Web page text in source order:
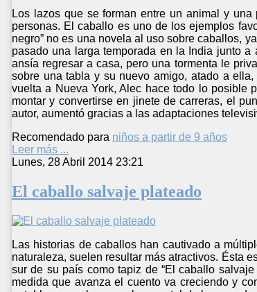
Los lazos que se forman entre un animal y
personas. El caballo es uno de los ejemplos
negro” no es una novela al uso sobre caballos,
pasado una larga temporada en la India junto
ansía regresar a casa, pero una tormenta le
sobre una tabla y su nuevo amigo, atado a
vuelta a Nueva York, Alec hace todo lo posible
montar y convertirse en jinete de carreras, el
autor, aumentó gracias a las adaptaciones
Recomendado para niños a partir de 9 años
Leer más ...
Lunes, 28 Abril 2014 23:21
El caballo salvaje plateado
Las historias de caballos han cautivado a
naturaleza, suelen resultar más atractivos. Ésta
sur de su país como tapiz de “El caballo
medida que avanza el cuento va creciendo y